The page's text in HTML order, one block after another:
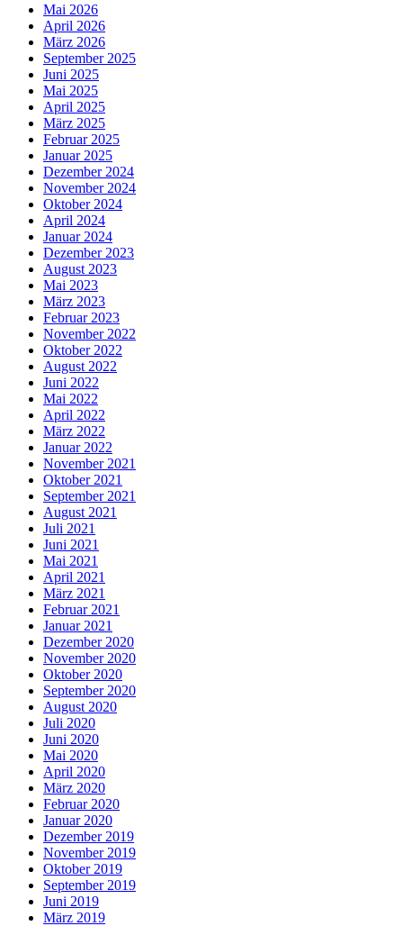
Mai 2026
April 2026
März 2026
September 2025
Juni 2025
Mai 2025
April 2025
März 2025
Februar 2025
Januar 2025
Dezember 2024
November 2024
Oktober 2024
April 2024
Januar 2024
Dezember 2023
August 2023
Mai 2023
März 2023
Februar 2023
November 2022
Oktober 2022
August 2022
Juni 2022
Mai 2022
April 2022
März 2022
Januar 2022
November 2021
Oktober 2021
September 2021
August 2021
Juli 2021
Juni 2021
Mai 2021
April 2021
März 2021
Februar 2021
Januar 2021
Dezember 2020
November 2020
Oktober 2020
September 2020
August 2020
Juli 2020
Juni 2020
Mai 2020
April 2020
März 2020
Februar 2020
Januar 2020
Dezember 2019
November 2019
Oktober 2019
September 2019
Juni 2019
März 2019